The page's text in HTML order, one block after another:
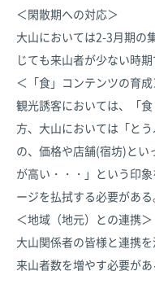
＜閑散期への対応＞
大山においては2-3月期の
じても来山者が少ない時
＜「食」コンテンツの育成
観光誘客においては、「
方、大山においては「と
の、価格や店舗(宿坊)とい
が高い・・・」という印
ージを払拭する必要がある
＜地域（地元）との連携＞
大山関係者の皆様と連携
来山者数を増やす必要があ